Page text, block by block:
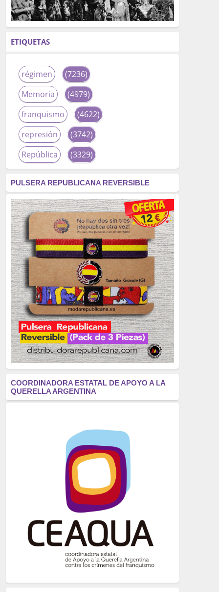
ETIQUETAS
régimen
(7236)
Memoria
(4979)
franquismo
(4622)
represión
(3742)
República
(3329)
fascismo
(2677)
tardofranquismo
(2320)
Actualidad
(2319)
monarquía
(2253)
borbones
(2176)
Cultura
(2163)
Guerra
(1674)
genocidio
(1234)
mujer
(1070)
Eventos
(914)
Crímenes del franquismo
(721)
(699)
(607)
neofranquismo
(567)
Justicia Universal
Derechos Humanos
(522)
Nacionalcatolicismo
(514)
PULSERA REPUBLICANA REVERSIBLE
COORDINADORA ESTATAL DE APOYO A LA
QUERELLA ARGENTINA